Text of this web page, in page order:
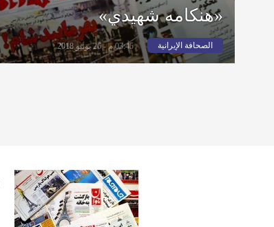
«هنكامه شهيدي»
الصحافة الإيرانية 03:45 م - 26 يونيو 2018